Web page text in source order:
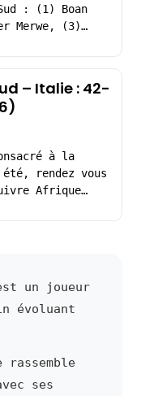
: (1) Boan
Merwe, (3)…
– Italie : 42-
à la
rendez vous
Afrique…
un joueur
évoluant
ses